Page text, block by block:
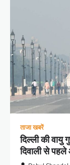
ताजा खबरें
दिल्ली की वायु
दिवाली से